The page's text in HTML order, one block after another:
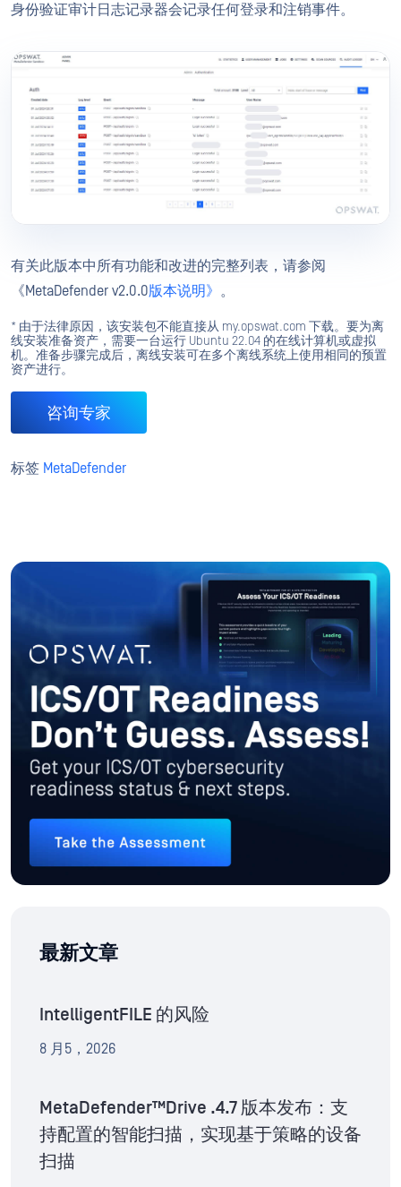
身份验证审计日志记录器会记录任何登录和注销事件。
有关此版本中所有功能和改进的完整列表，请参阅
《MetaDefender v2.0.0版本说明》 。
* 由于法律原因，该安装包不能直接从 my.opswat.com 下载。要为离
线安装准备资产，需要一台运行 Ubuntu 22.04 的在线计算机或虚拟
机。准备步骤完成后，离线安装可在多个离线系统上使用相同的预置
资产进行。
咨询专家
标签 MetaDefender
最新文章
IntelligentFILE 的风险
8 月5，2026
MetaDefender™Drive .4.7 版本发布：支
持配置的智能扫描，实现基于策略的设备
扫描